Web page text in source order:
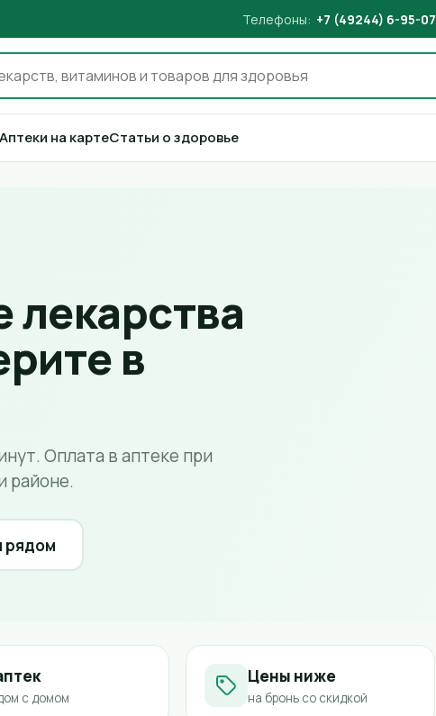
Телефоны: +7 (49244) 6-95-07
Аптеки на картеСтатьи о здоровье
лекарства
в
Оплата в аптеке при
районе.
рядом
с домом
Цены ниже
на бронь со скидкой